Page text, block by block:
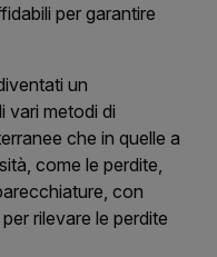
per garantire
un
vari metodi di
che in quelle a
come le perdite,
con
rilevare le perdite